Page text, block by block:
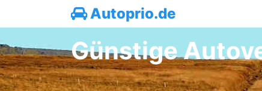
Autoprio.de
Günstige